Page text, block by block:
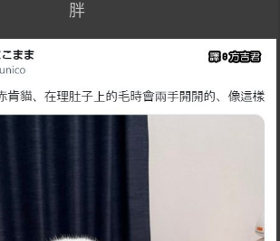
胖